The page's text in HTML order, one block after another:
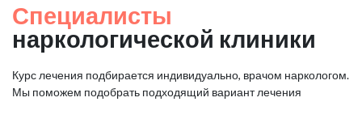
Специалисты
наркологической клиники
Курс лечения подбирается индивидуально, врачом наркологом.
Мы поможем подобрать подходящий вариант лечения